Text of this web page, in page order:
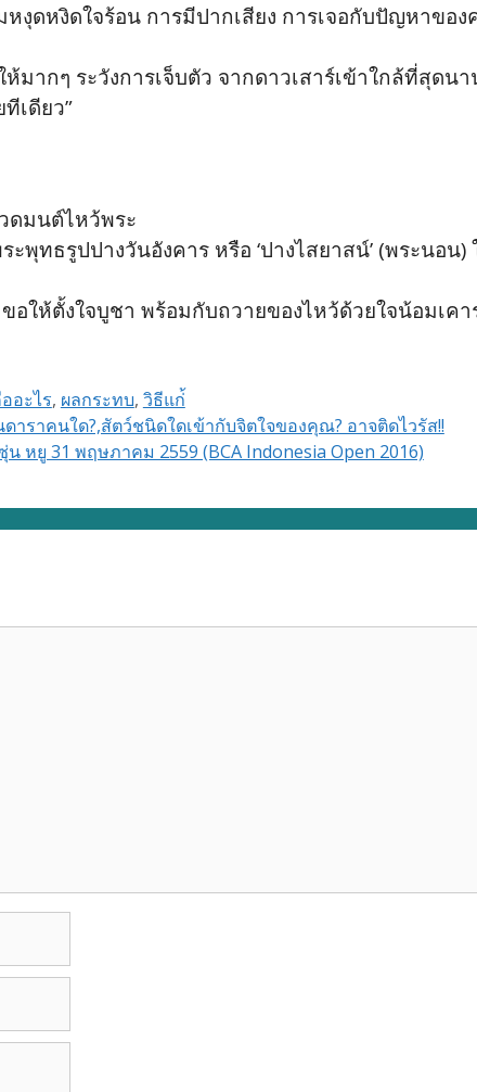
งุดหงิดใจร้อน การมีปากเสียง การเจอกับปัญหาขอ
ห้มากๆ ระวังการเจ็บตัว จากดาวเสาร์เข้าใกล้ที่สุด
เดียว”
ดมนต์ไหว้พระ
ะพุทธรูปปางวันอังคาร หรือ ‘ปางไสยาสน์’ (พระนอ
ให้ตั้งใจบูชา พร้อมกับถวายของไหว้ด้วยใจน้อมเค
อะไร, ผลกระทบ, วิธีแก่้
าราคนใด?,สัตว์ชนิดใดเข้ากับจิตใจของคุณ? อาจติดไวรัส!!
หยู 31 พฤษภาคม 2559 (BCA Indonesia Open 2016)